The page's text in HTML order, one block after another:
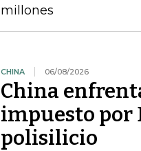
millones
CHINA 06/08/2026
China
impuesto por
polisilicio